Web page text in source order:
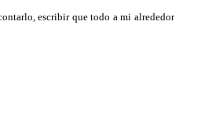
escribir que todo a mi alrededor